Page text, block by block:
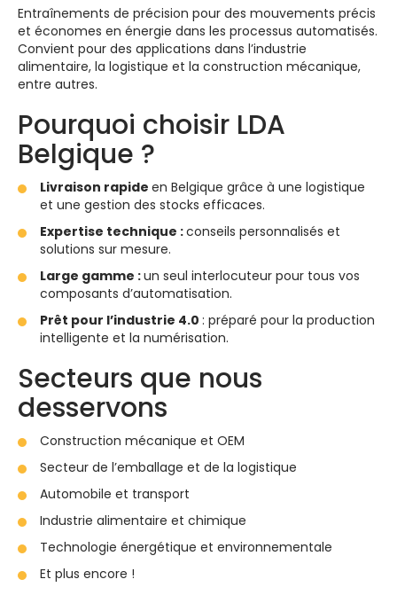
Entraînements de précision pour des mouvements précis
et économes en énergie dans les processus automatisés.
Convient pour des applications dans l’industrie
alimentaire, la logistique et la construction mécanique,
entre autres.
Pourquoi choisir LDA
Belgique ?
Livraison rapide en Belgique grâce à une logistique
et une gestion des stocks efficaces.
Expertise technique :conseils personnalisés et
solutions sur mesure.
Large gamme :un seul interlocuteur pour tous vos
composants d’automatisation.
Prêt pour l’industrie 4.0 : préparé pour la production
intelligente et la numérisation.
Secteurs que nous
desservons
Construction mécanique et OEM
Secteur de l’emballage et de la logistique
Automobile et transport
Industrie alimentaire et chimique
Technologie énergétique et environnementale
Et plus encore !